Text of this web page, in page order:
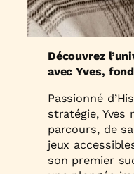
Découvrez
avec Yves,
Passionné
stratégie, Yves
parcours, de
jeux
son premier